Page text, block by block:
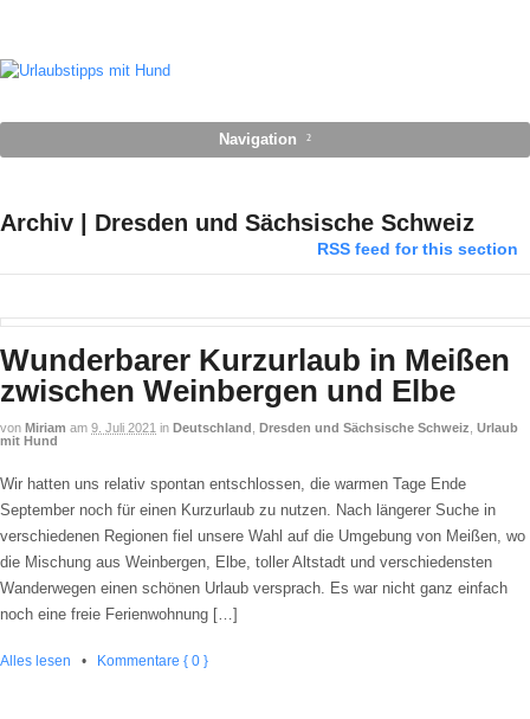
Navigation
Archiv | Dresden und Sächsische Schweiz
RSS feed for this section
Wunderbarer Kurzurlaub in Meißen
zwischen Weinbergen und Elbe
von Miriam am 9. Juli 2021 in Deutschland Dresden und Sächsische Schweiz Urlaub
mit Hund
Wir hatten uns relativ spontan entschlossen, die warmen Tage Ende
September noch für einen Kurzurlaub zu nutzen. Nach längerer Suche in
verschiedenen Regionen fiel unsere Wahl auf die Umgebung von Meißen, wo
die Mischung aus Weinbergen, Elbe, toller Altstadt und verschiedensten
Wanderwegen einen schönen Urlaub versprach. Es war nicht ganz einfach
noch eine freie Ferienwohnung […]
Alles lesen • Kommentare { 0 }